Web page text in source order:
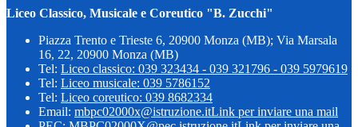
Liceo Classico, Musicale e Coreutico "B. Zucchi"
Piazza Trento e Trieste 6, 20900 Monza (MB); Via Marsala
16, 22, 20900 Monza (MB)
Tel: Liceo classico: 039 323434 - 039 321796 - 039 5979619
Tel: Liceo musicale: 039 5786152
Tel: Liceo coreutico: 039 8682334
Email: mbpc02000x@istruzione.itLink per inviare una mail